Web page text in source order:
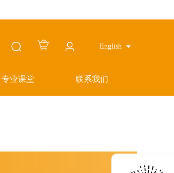
English
专业课堂 联系我们